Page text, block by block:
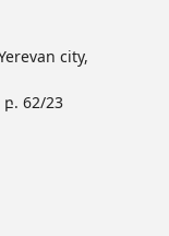
city,
62/23